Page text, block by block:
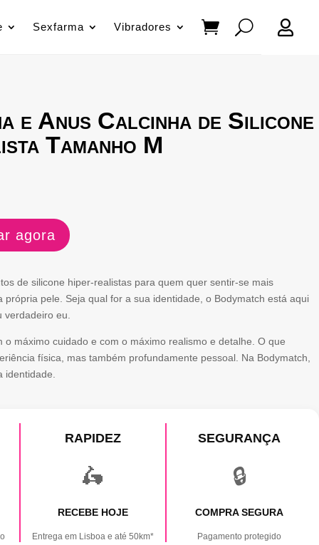
Sexfarma Vibradores 
e Anus Calcinha de Silicone
Tamanho M
agora
de silicone hiper-realistas para quem quer sentir-se mais
própria pele. Seja qual for a sua identidade, o Bodymatch está aqui
eu.
o máximo cuidado e com o máximo realismo e detalhe. O que
física, mas também profundamente pessoal. Na Bodymatch,
identidade.
RAPIDEZ
🛵
RECEBE HOJE
Entrega em Lisboa e até 50km*
SEGURANÇA
🔒
COMPRA SEGURA
Pagamento protegido